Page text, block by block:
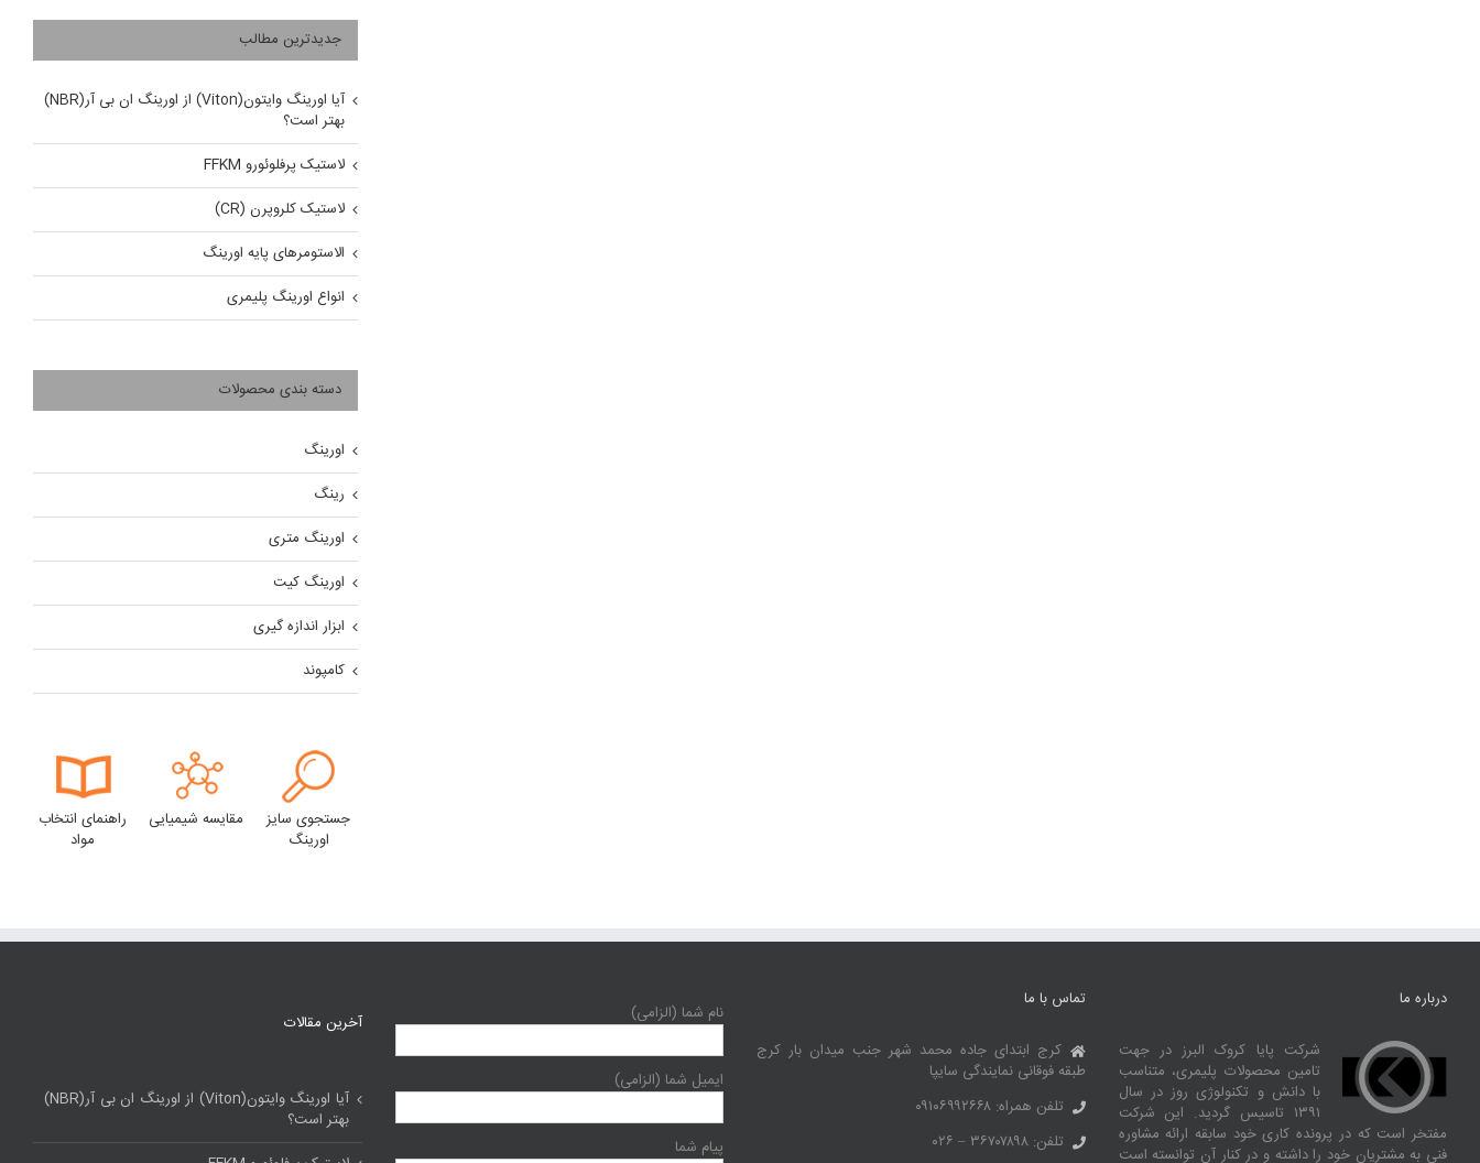
جدیدترین مطالب
آیا اورینگ وایتون(Viton) از اورینگ ان بی آر(NBR)
بهتر است؟
لاستیک پرفلوئورو FFKM
لاستیک کلروپرن (CR)
الاستومرهای پایه اورینگ
انواع اورینگ پلیمری
دسته بندی محصولات
اورینگ
رینگ
اورینگ متری
اورینگ کیت
ابزار اندازه گیری
کامپوند
جستجوی سایز
اورینگ
مقایسه شیمیایی
راهنمای انتخاب
مواد
درباره ما
شرکت پایا کروک البرز در جهت
تامین محصولات پلیمری، متناسب
با دانش و تکنولوژی روز در سال
۱۳۹۱ تاسیس گردید. این شرکت
مفتخر است که در پرونده کاری خود سابقه ارائه مشاوره
فنی به مشتریان خود را داشته و در کنار آن توانسته‌ است
تماس با ما
کرج ابتدای جاده محمد شهر جنب میدان بار کرج
طبقه فوقانی نمایندگی سایپا
تلفن همراه: ۰۹۱۰۶۹۹۲۶۶۸
تلفن: ۳۶۷۰۷۸۹۸ – ۰۲۶
نام شما (الزامی)
ایمیل شما (الزامی)
پیام شما
آخرین مقالات
آیا اورینگ وایتون(Viton) از اورینگ ان بی آر(NBR)
بهتر است؟